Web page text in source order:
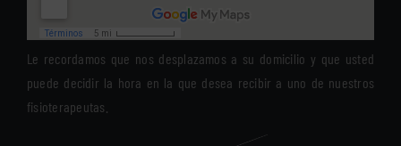
Le recordamos que nos desplazamos a su domicilio y que usted
puede decidir la hora en la que desea recibir a uno de nuestros
fisioterapeutas.